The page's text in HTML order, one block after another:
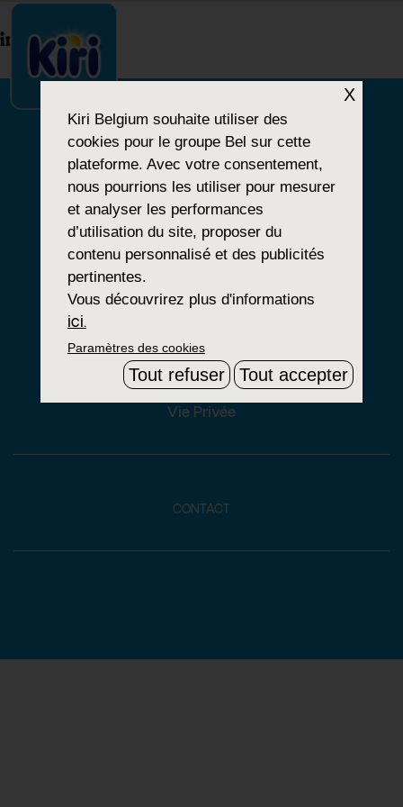
index.php
NOTRE HISTOIRE
NOS PRODUITS
NOS ENGAGEMENTS
Mentions Légales
Groupe Bel
Vie Privée
CONTACT
X
Kiri Belgium souhaite utiliser des
cookies pour le groupe Bel sur cette
plateforme. Avec votre consentement,
nous pourrions les utiliser pour mesurer
et analyser les performances
d’utilisation du site, proposer du
contenu personnalisé et des publicités
pertinentes.
Vous découvrirez plus d'informations
ici.
Paramètres des cookies
Tout refuser Tout accepter